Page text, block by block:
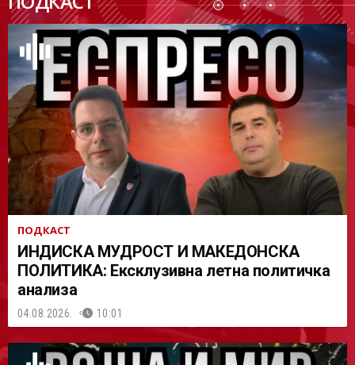
АСТ
ПОДКАСТ
ИНДИСКА МУДРОСТ И МАКЕДОНСКА
ПОЛИТИКА: Ексклузивна летна политичка
анализа
04.08.2026. 10:01